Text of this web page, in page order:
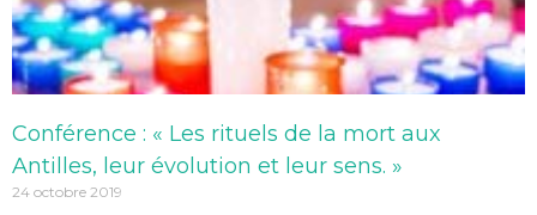
Conférence : « Les rituels de la mort aux
Antilles, leur évolution et leur sens. »
24 octobre 2019